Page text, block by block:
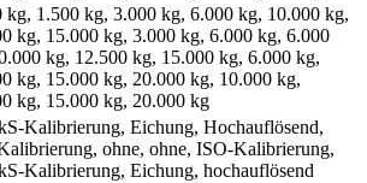
kg, 1.500 kg, 3.000 kg, 6.000 kg, 10.000 kg,
kg, 15.000 kg, 3.000 kg, 6.000 kg, 6.000
kg, 12.500 kg, 15.000 kg, 6.000 kg,
kg, 15.000 kg, 20.000 kg, 10.000 kg,
kg, 15.000 kg, 20.000 kg
Kalibrierung, Eichung, Hochauflösend,
ohne, ohne, ISO-Kalibrierung,
Kalibrierung, Eichung, hochauflösend